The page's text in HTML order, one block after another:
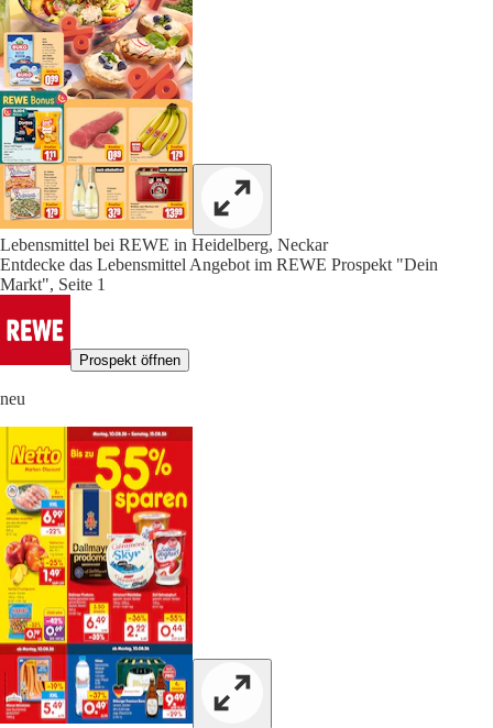
Lebensmittel bei REWE in Heidelberg, Neckar
Entdecke das Lebensmittel Angebot im REWE Prospekt "Dein
Markt", Seite 1
Prospekt öffnen
neu